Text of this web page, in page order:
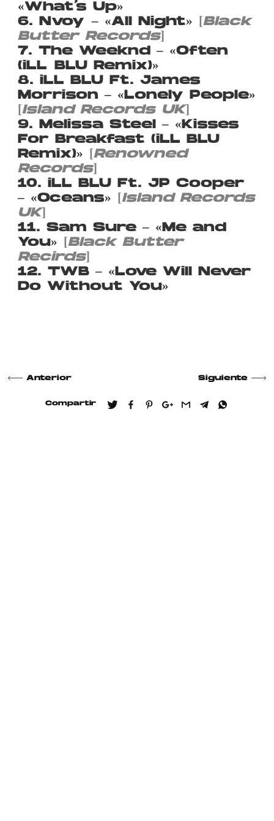
«What’s Up»
6. Nvoy – «All Night» [Black
Butter Records]
7. The Weeknd – «Often
(iLL BLU Remix)»
8. iLL BLU Ft. James
Morrison – «Lonely People»
Island Records UK
9. Melissa Steel – «Kisses
For Breakfast (iLL BLU
Remix)»
[Renowned
Records]
10. iLL BLU Ft. JP Cooper
– «Oceans»
Island Records
UK
11. Sam Sure – «Me and
You»
[Black Butter
Recirds]
12. TWB – «Love Will Never
Do Without You»
Anterior Siguiente
Compartir